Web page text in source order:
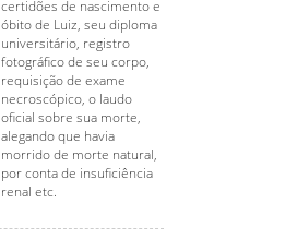
certidões de nascimento e
óbito de Luiz, seu diploma
universitário, registro
fotográfico de seu corpo,
requisição de exame
necroscópico, o laudo
oficial sobre sua morte,
alegando que havia
morrido de morte natural,
por conta de insuficiência
renal etc.